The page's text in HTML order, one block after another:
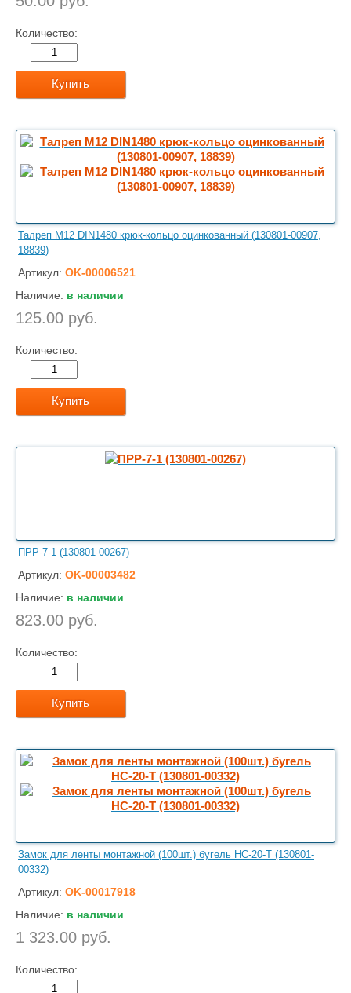
Количество:
Купить
Талреп М12 DIN1480 крюк-кольцо оцинкованный (130801-00907,
18839)
Артикул: OK-00006521
Наличие: в наличии
125.00 руб.
Количество:
Купить
ПРР-7-1 (130801-00267)
Артикул: OK-00003482
Наличие: в наличии
823.00 руб.
Количество:
Купить
Замок для ленты монтажной (100шт.) бугель НС-20-Т (130801-
00332)
Артикул: OK-00017918
Наличие: в наличии
1 323.00 руб.
Количество: